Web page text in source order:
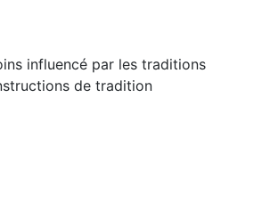
influencé par les traditions
de tradition